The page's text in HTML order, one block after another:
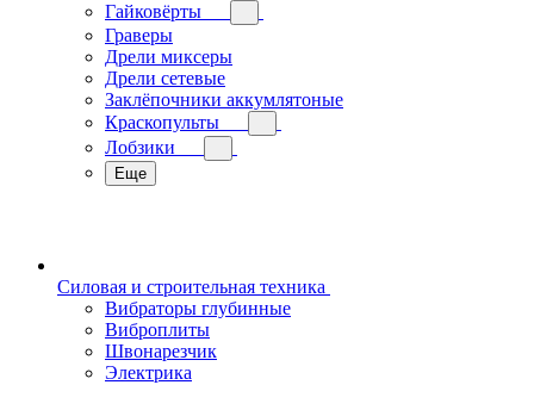
Гайковёрты
Граверы
Дрели миксеры
Дрели сетевые
Заклёпочники аккумлятоные
Краскопульты
Лобзики
Еще
Силовая и строительная техника
Вибраторы глубинные
Виброплиты
Швонарезчик
Электрика